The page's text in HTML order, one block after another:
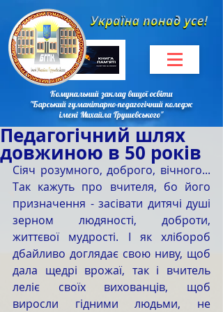
Комунальний заклад вищої освіти
"Барський гуманітарно-педагогічний коледж
імені Михайла Грушевського"
Педагогічний шлях
довжиною в 50 років
Сіяч розумного, доброго, вічного...
Так кажуть про вчителя, бо його
призначення - засівати дитячі душі
зерном людяності, доброти,
життєвої мудрості. І як хлібороб
дбайливо доглядає свою ниву, щоб
дала щедрі врожаї, так і вчитель
леліє своїх вихованців, щоб
виросли гідними людьми, не